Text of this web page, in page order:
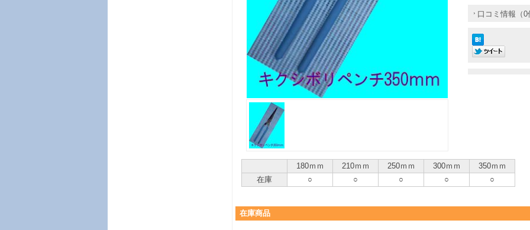
口コミ情報（0
180ｍｍ 210ｍｍ 250ｍｍ 300ｍｍ
350ｍｍ
在庫
○ ○ ○ ○ ○
在庫商品